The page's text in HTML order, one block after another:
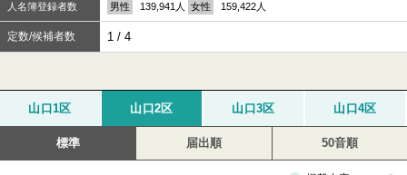
人名簿登録者数
男性
139,941人 女性 159,422人
定数/候補者数 1 / 4
山口1区 山口2区 山口3区 山口4区
標準 届出順 50音順